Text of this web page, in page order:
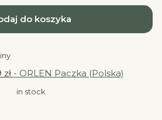
do koszyka
zł - ORLEN Paczka (Polska)
in stock